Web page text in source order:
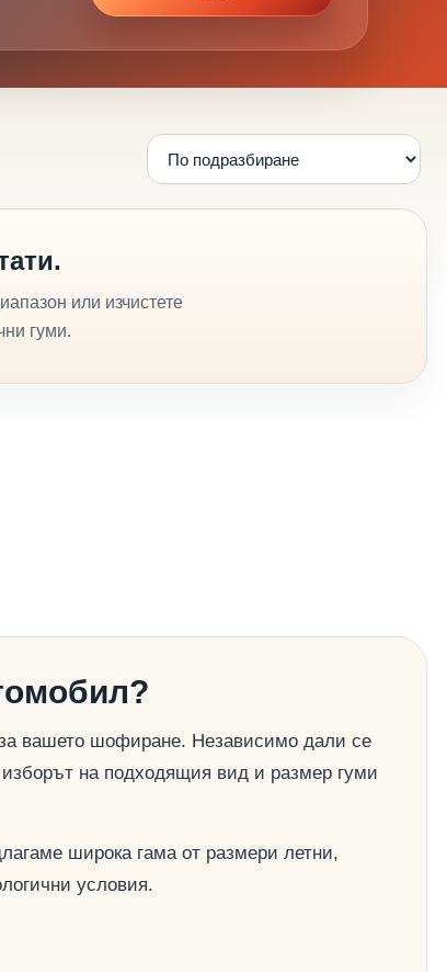
или изчистете
гуми.
вашето шофиране. Независимо дали се
на подходящия вид и размер гуми
широка гама от размери летни,
условия.